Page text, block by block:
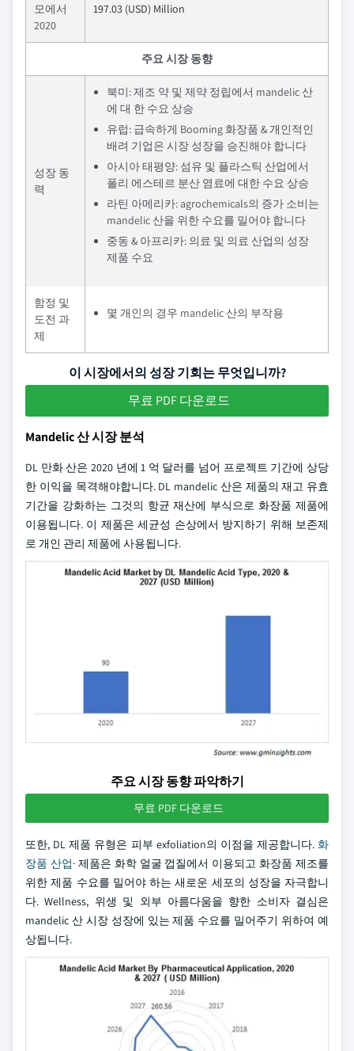
모에서
2020
197.03 (USD) Million
주요 시장 동향
성장 동
력
북미: 제조 약 및 제약 정립에서 mandelic 산
에 대 한 수요 상승
유럽: 급속하게 Booming 화장품 & 개인적인
배려 기업은 시장 성장을 승진해야 합니다
아시아 태평양: 섬유 및 플라스틱 산업에서
폴리 에스테르 분산 염료에 대한 수요 상승
라틴 아메리카: agrochemicals의 증가 소비는
mandelic 산을 위한 수요를 밀어야 합니다
중동 & 아프리카: 의료 및 의료 산업의 성장
제품 수요
함정 및
도전 과
제
몇 개인의 경우 mandelic 산의 부작용
이 시장에서의 성장 기회는 무엇입니까?
무료 PDF 다운로드
Mandelic 산 시장 분석
DL 만화 산은 2020 년에 1 억 달러를 넘어 프로젝트 기간에 상당
한 이익을 목격해야합니다. DL mandelic 산은 제품의 재고 유효
기간을 강화하는 그것의 항균 재산에 부식으로 화장품 제품에
이용됩니다. 이 제품은 세균성 손상에서 방지하기 위해 보존제
로 개인 관리 제품에 사용됩니다.
주요 시장 동향 파악하기
무료 PDF 다운로드
또한, DL 제품 유형은 피부 exfoliation의 이점을 제공합니다. 화
장품 산업· 제품은 화학 얼굴 껍질에서 이용되고 화장품 제조를
위한 제품 수요를 밀어야 하는 새로운 세포의 성장을 자극합니
다. Wellness, 위생 및 외부 아름다움을 향한 소비자 결심은
mandelic 산 시장 성장에 있는 제품 수요를 밀어주기 위하여 예
상됩니다.